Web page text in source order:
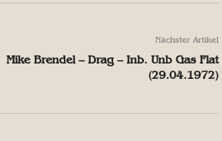
Nächster Artikel
Mike Brendel – Drag – Inb. Unb Gas Flat
(29.04.1972)